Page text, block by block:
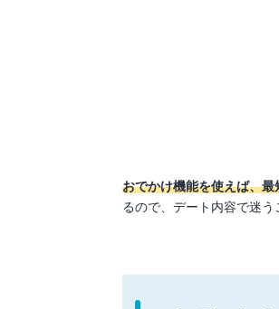
おでかけ機能を使えば、
るので、デート内容で迷う